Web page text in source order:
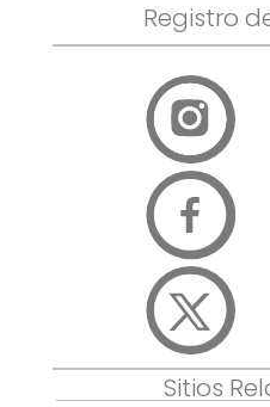
Registro
Sitios